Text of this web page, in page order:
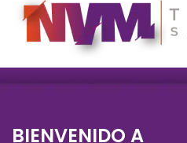
BIENVENIDO A